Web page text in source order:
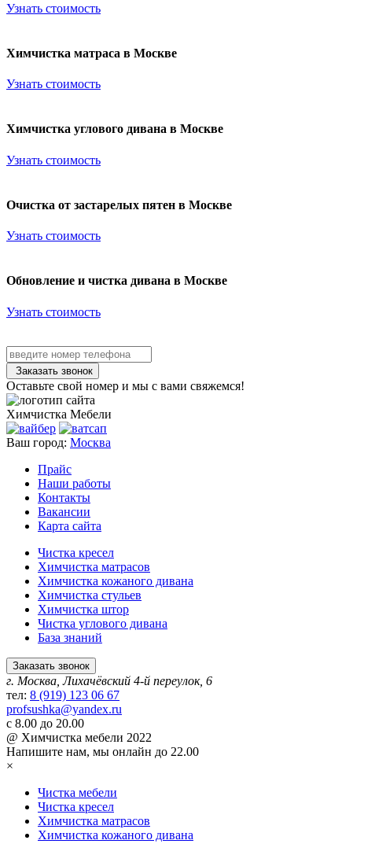
Узнать стоимость
Химчистка матраса в Москве
Узнать стоимость
Химчистка углового дивана в Москве
Узнать стоимость
Очистка от застарелых пятен в Москве
Узнать стоимость
Обновление и чистка дивана в Москве
Узнать стоимость
Заказать звонок
Оставьте свой номер и мы с вами свяжемся!
Химчистка Мебели
Ваш город: Москва
Прайс
Наши работы
Контакты
Вакансии
Карта сайта
Чистка кресел
Химчистка матрасов
Химчистка кожаного дивана
Химчистка стульев
Химчистка штор
Чистка углового дивана
База знаний
Заказать звонок
г. Москва, Лихачёвский 4-й переулок, 6
тел: 8 (919) 123 06 67
profsushka@yandex.ru
с 8.00 до 20.00
@ Химчистка мебели 2022
Напишите нам, мы онлайн до 22.00
×
Чистка мебели
Чистка кресел
Химчистка матрасов
Химчистка кожаного дивана